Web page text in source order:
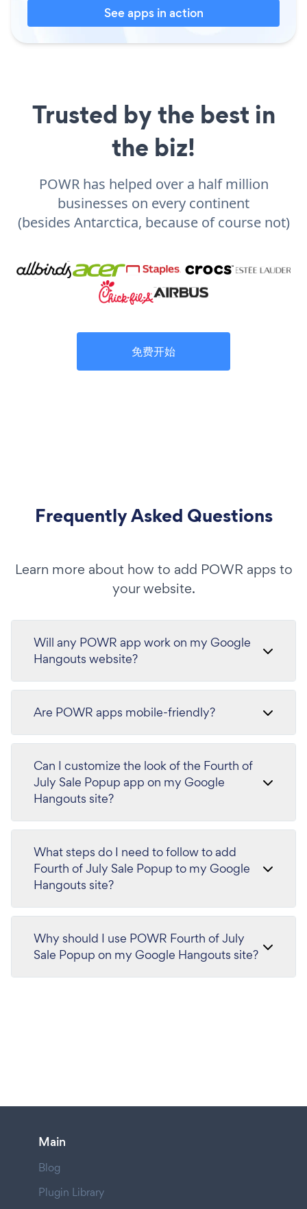
See apps in action
Trusted by the best in
the biz!
POWR has helped over a half million
businesses on every continent
(besides Antarctica, because of course not)
免费开始
Frequently Asked Questions
Learn more about how to add POWR apps to
your website.
Will any POWR app work on my Google
Hangouts website?
Are POWR apps mobile-friendly?
Can I customize the look of the Fourth of
July Sale Popup app on my Google
Hangouts site?
What steps do I need to follow to add
Fourth of July Sale Popup to my Google
Hangouts site?
Why should I use POWR Fourth of July
Sale Popup on my Google Hangouts site?
Main
Blog
Plugin Library